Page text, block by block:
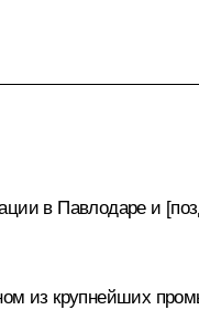
в Павлодаре и
из крупнейших